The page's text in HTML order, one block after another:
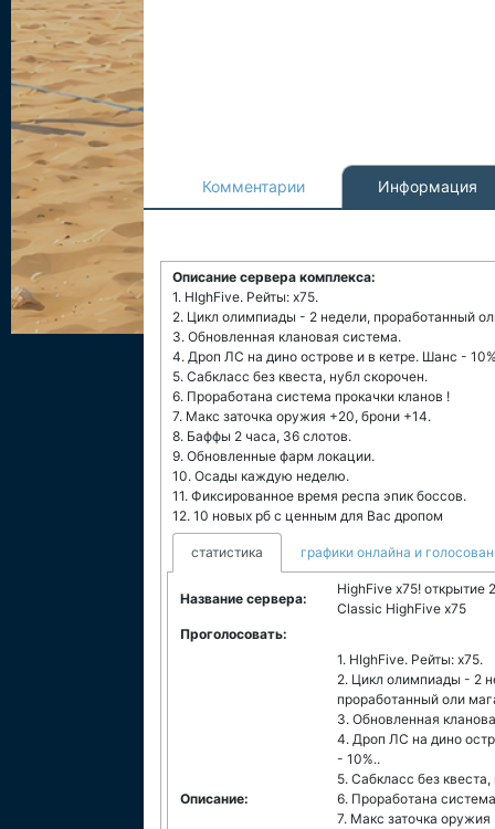
Комментарии Информация
Описание сервера комплекса:
1. HIghFive. Рейты: х75.
2. Цикл олимпиады - 2 недели, проработанный
3. Обновленная клановая система.
4. Дроп ЛС на дино острове и в кетре. Шанс -
5. Сабкласс без квеста, нубл скорочен.
6. Проработана система прокачки кланов !
7. Макс заточка оружия +20, брони +14.
8. Баффы 2 часа, 36 слотов.
9. Обновленные фарм локации.
10. Осады каждую неделю.
11. Фиксированное время респа эпик боссов.
12. 10 новых рб с ценным для Вас дропом
статистика графики онлайна и
Название сервера:
HighFive х75! открытие
Classic HighFive x75
Проголосовать:
Описание:
1. HIghFive. Рейты: х75.
2. Цикл олимпиады - 2
проработанный оли
3. Обновленная
4. Дроп ЛС на дино
- 10%..
5. Сабкласс без
6. Проработана
7. Макс заточка